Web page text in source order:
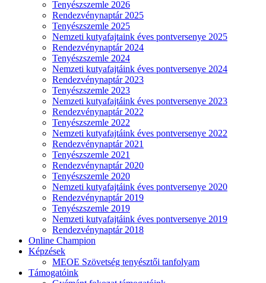
Tenyészszemle 2026
Rendezvénynaptár 2025
Tenyészszemle 2025
Nemzeti kutyafajtaink éves pontversenye 2025
Rendezvénynaptár 2024
Tenyészszemle 2024
Nemzeti kutyafajtáink éves pontversenye 2024
Rendezvénynaptár 2023
Tenyészszemle 2023
Nemzeti kutyafajtáink éves pontversenye 2023
Rendezvénynaptár 2022
Tenyészszemle 2022
Nemzeti kutyafajtáink éves pontversenye 2022
Rendezvénynaptár 2021
Tenyészszemle 2021
Rendezvénynaptár 2020
Tenyészszemle 2020
Nemzeti kutyafajtáink éves pontversenye 2020
Rendezvénynaptár 2019
Tenyészszemle 2019
Nemzeti kutyafajtáink éves pontversenye 2019
Rendezvénynaptár 2018
Online Champion
Képzések
MEOE Szövetség tenyésztői tanfolyam
Támogatóink